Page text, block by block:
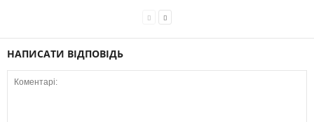
НАПИСАТИ ВІДПОВІДЬ